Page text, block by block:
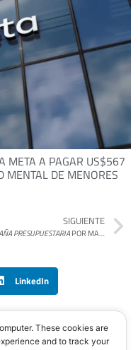
META A PAGAR US$567
MENTAL DE MENORES
SIGUIENTE
PRESUPUESTARIAPOR MARTÍN GAMBAROTTA
LinkedIn
These cookies are
and to track your